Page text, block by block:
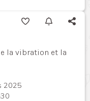
la vibration et la
2025